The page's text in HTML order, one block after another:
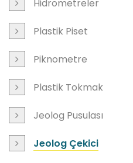
Hidrometreler
Plastik Piset
Piknometre
Plastik Tokmak
Jeolog Pusulası
Jeolog Çekici